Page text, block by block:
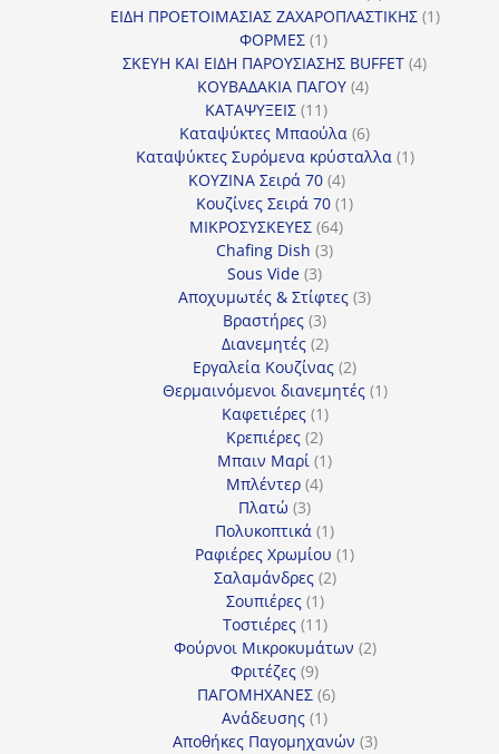
προϊόντα
ΕΙΔΗ ΠΡΟΕΤΟΙΜΑΣΙΑΣ ΖΑΧΑΡΟΠΛΑΣΤΙΚΗΣ 11
ΦΟΡΜΕΣ 11
προϊόν
ΣΚΕΥΗ ΚΑΙ ΕΙΔΗ ΠΑΡΟΥΣΙΑΣΗΣ BUFFET 44
ΚΟΥΒΑΔΑΚΙΑ ΠΑΓΟΥ 44
ΚΑΤΑΨΥΞΕΙΣ 1111
προϊόντα
Καταψύκτες Μπαούλα 66
προϊόντα
Καταψύκτες Συρόμενα κρύσταλλα 11
ΚΟΥΖΙΝΑ Σειρά 70 44
προϊόντα
Κουζίνες Σειρά 70 11
ΜΙΚΡΟΣΥΣΚΕΥΕΣ 6464
Chafing Dish 33
Sous Vide 33
προϊόντα
Αποχυμωτές & Στίφτες 33
Βραστήρες 33
προϊόντα
Διανεμητές 22
προϊόντα
Εργαλεία Κουζίνας 22
προϊόντα
Θερμαινόμενοι διανεμητές 11
Καφετιέρες 11
προϊόν
Κρεπιέρες 22
προϊόντα
Μπαιν Μαρί 11
Μπλέντερ 44
Πλατώ 33
προϊόντα
Πολυκοπτικά 11
προϊόν
Ραφιέρες Χρωμίου 11
Σαλαμάνδρες 22
Σουπιέρες 11
προϊόν
Τοστιέρες 1111
προϊόντα
Φούρνοι Μικροκυμάτων 22
Φριτέζες 99
προϊόντα
ΠΑΓΟΜΗΧΑΝΕΣ 66
Ανάδευσης 11
προϊόν
Αποθήκες Παγομηχανών 33